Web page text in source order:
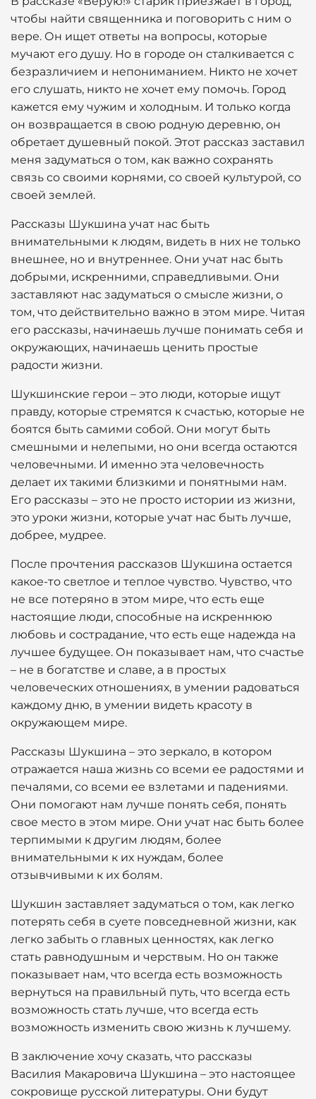
чтобы найти священника и поговорить с ним о
вере. Он ищет ответы на вопросы, которые
мучают его душу. Но в городе он сталкивается с
безразличием и непониманием. Никто не хочет
его слушать, никто не хочет ему помочь. Город
кажется ему чужим и холодным. И только когда
он возвращается в свою родную деревню, он
обретает душевный покой. Этот рассказ заставил
меня задуматься о том, как важно сохранять
связь со своими корнями, со своей культурой, со
своей землей.
Рассказы Шукшина учат нас быть
внимательными к людям, видеть в них не только
внешнее, но и внутреннее. Они учат нас быть
добрыми, искренними, справедливыми. Они
заставляют нас задуматься о смысле жизни, о
том, что действительно важно в этом мире. Читая
его рассказы, начинаешь лучше понимать себя и
окружающих, начинаешь ценить простые
радости жизни.
Шукшинские герои – это люди, которые ищут
правду, которые стремятся к счастью, которые не
боятся быть самими собой. Они могут быть
смешными и нелепыми, но они всегда остаются
человечными. И именно эта человечность
делает их такими близкими и понятными нам.
Его рассказы – это не просто истории из жизни,
это уроки жизни, которые учат нас быть лучше,
добрее, мудрее.
После прочтения рассказов Шукшина остается
какое-то светлое и теплое чувство. Чувство, что
не все потеряно в этом мире, что есть еще
настоящие люди, способные на искреннюю
любовь и сострадание, что есть еще надежда на
лучшее будущее. Он показывает нам, что счастье
– не в богатстве и славе, а в простых
человеческих отношениях, в умении радоваться
каждому дню, в умении видеть красоту в
окружающем мире.
Рассказы Шукшина – это зеркало, в котором
отражается наша жизнь со всеми ее радостями и
печалями, со всеми ее взлетами и падениями.
Они помогают нам лучше понять себя, понять
свое место в этом мире. Они учат нас быть более
терпимыми к другим людям, более
внимательными к их нуждам, более
отзывчивыми к их болям.
Шукшин заставляет задуматься о том, как легко
потерять себя в суете повседневной жизни, как
легко забыть о главных ценностях, как легко
стать равнодушным и черствым. Но он также
показывает нам, что всегда есть возможность
вернуться на правильный путь, что всегда есть
возможность стать лучше, что всегда есть
возможность изменить свою жизнь к лучшему.
В заключение хочу сказать, что рассказы
Василия Макаровича Шукшина – это настоящее
сокровище русской литературы. Они будут